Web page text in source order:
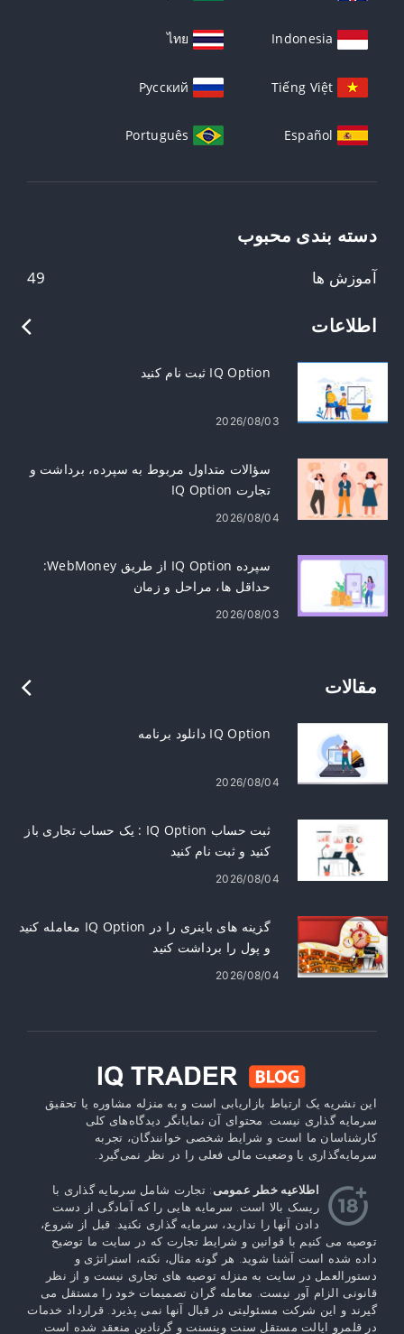
Indonesia
ไทย
Tiếng Việt
Русский
Español
Português
دسته بندی محبوب
49 آموزش ها
اطلاعات
IQ Option ثبت نام کنید
2026/08/03
سؤالات متداول مربوط به سپرده، برداشت و
تجارت IQ Option
2026/08/04
سپرده IQ Option از طریق WebMoney:
حداقل ها، مراحل و زمان
2026/08/03
مقالات
IQ Option دانلود برنامه
2026/08/04
ثبت حساب IQ Option : یک حساب تجاری باز
کنید و ثبت نام کنید
2026/08/04
گزینه های باینری را در IQ Option معامله کنید
و پول را برداشت کنید
2026/08/04
این نشریه یک ارتباط بازاریابی است و به منزله مشاوره یا تحقیق
سرمایه گذاری نیست. محتوای آن نمایانگر دیدگاه‌های کلی
کارشناسان ما است و شرایط شخصی خوانندگان، تجربه
سرمایه‌گذاری یا وضعیت مالی فعلی را در نظر نمی‌گیرد.
اطلاعیه خطر عمومی: تجارت شامل سرمایه گذاری با
ریسک بالا است. سرمایه هایی را که آمادگی از دست
دادن آنها را ندارید، سرمایه گذاری نکنید. قبل از شروع،
توصیه می کنیم با قوانین و شرایط تجارت که در سایت ما توضیح
داده شده است آشنا شوید. هر گونه مثال، نکته، استراتژی و
دستورالعمل در سایت به منزله توصیه های تجاری نیست و از نظر
قانونی الزام آور نیست. معامله گران تصمیمات خود را مستقل می
گیرند و این شرکت مسئولیتی در قبال آنها نمی پذیرد. قرارداد خدمات
در قلمرو ایالت مستقل سنت وینسنت و گرنادین منعقد شده است.